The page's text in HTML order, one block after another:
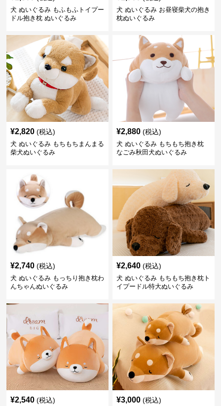
犬 ぬいぐるみ もふもふトイプー
ドル抱き枕 ぬいぐるみ
犬 ぬいぐるみ お昼寝柴犬の抱き
枕ぬいぐるみ
¥2,820 (税込)
犬 ぬいぐるみ もちもちまんまる
柴犬ぬいぐるみ
¥2,880 (税込)
犬 ぬいぐるみ もちもち抱き枕
なごみ秋田犬ぬいぐるみ
¥2,740 (税込)
犬 ぬいぐるみ もっちり抱き枕わ
んちゃんぬいぐるみ
¥2,640 (税込)
犬 ぬいぐるみ もちもち抱き枕ト
イプードル特大ぬいぐるみ
¥2,540 (税込) ¥3,000 (税込)